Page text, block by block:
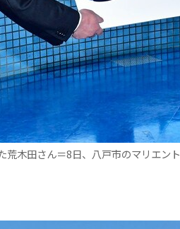
木田さん＝8日、八戸市のマリエント